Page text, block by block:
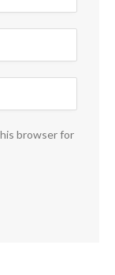
browser for